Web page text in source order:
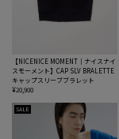
【NICENICE MOMENT｜ナイスナイ
スモーメント】CAP SLV BRALETTE
キャップスリーブブラレット
¥20,900
SALE